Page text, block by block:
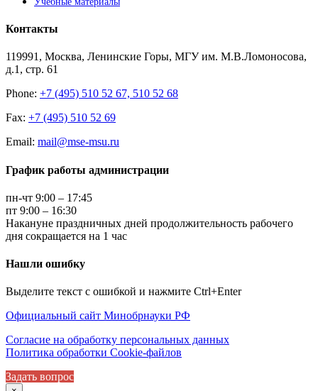
Контакты
119991, Москва, Ленинские Горы, МГУ им. М.В.Ломоносова,
д.1, стр. 61
Phone: +7 (495) 510 52 67, 510 52 68
Fax: +7 (495) 510 52 69
Email: mail@mse-msu.ru
График работы администрации
пн-чт 9:00 – 17:45
пт 9:00 – 16:30
Накануне праздничных дней продолжительность рабочего
дня сокращается на 1 час
Нашли ошибку
Выделите текст с ошибкой и нажмите Ctrl+Enter
Официальный сайт Минобрнауки РФ
Согласие на обработку персональных данных
Политика обработки Cookie-файлов
Задать вопрос